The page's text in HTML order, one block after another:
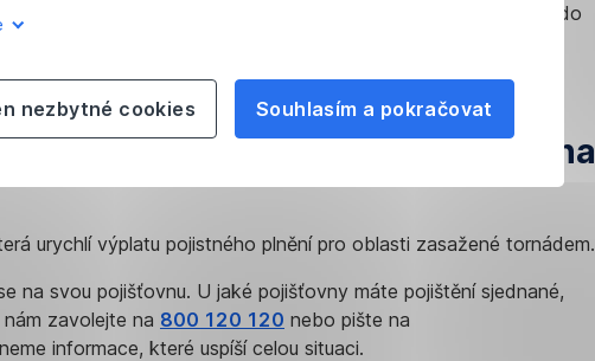
pobočce České spořitelny. A jestli máte možnost připojit se do
svému bankéři a bude to ještě jednodušší.
u nemovitosti, která je zastavena
urychlí výplatu pojistného plnění pro oblasti zasažené tornádem.
na svou pojišťovnu. U jaké pojišťovny máte pojištění sjednané,
zavolejte na 800 120 120 nebo pište na
informace, které uspíší celou situaci.
Souhlasím a pokračovat
nezbytné cookies